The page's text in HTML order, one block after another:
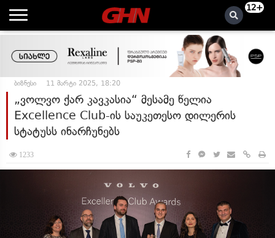
12+
ბიზნესი 11 მარტი 2025, 18:20
„ვოლვო ქარ კავკასია“ მესამე წელია
Excellence Club-ის საუკეთესო დილერის
სტატუსს ინარჩუნებს
1233